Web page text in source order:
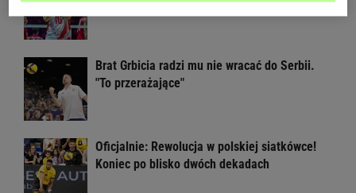
Brat Grbicia radzi mu nie wracać do Serbii.
"To przerażające"
Oficjalnie: Rewolucja w polskiej siatkówce!
Koniec po blisko dwóch dekadach